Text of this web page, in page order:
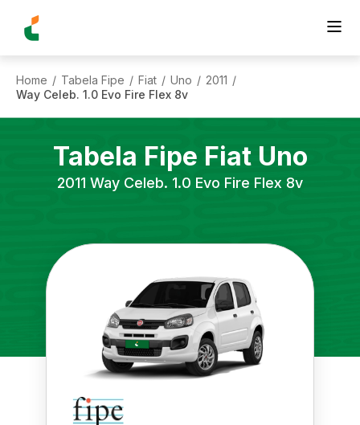
Home / Tabela Fipe / Fiat / Uno / 2011 /
Way Celeb. 1.0 Evo Fire Flex 8v
Tabela Fipe Fiat Uno
2011 Way Celeb. 1.0 Evo Fire Flex 8v